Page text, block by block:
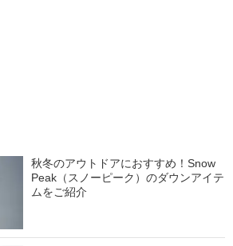
秋冬のアウトドアにおすすめ！Snow
Peak（スノーピーク）のダウンアイテ
ムをご紹介